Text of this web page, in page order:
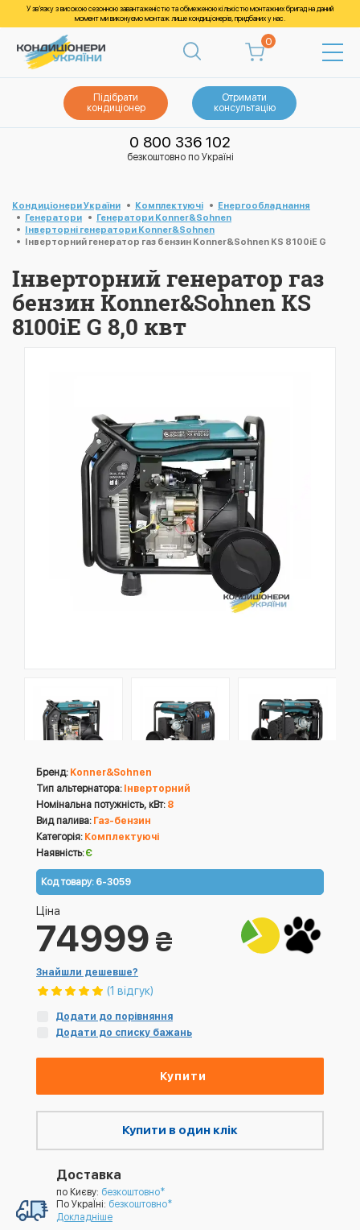
У зв’язку з високою сезонною завантаженістю та обмеженою кількістю монтажних бригад на даний
момент ми виконуємо монтаж лише кондиціонерів, придбаних у нас.
0
Підібрати
кондиціонер
Отримати
консультацію
0 800 336 102
безкоштовно по Україні
Кондиціонери України Комплектуючі
Енергообладнання
Генератори
Генератори Konner&Sohnen
Інверторні генератори Konner&Sohnen
Інверторний генератор газ бензин Konner&Sohnen KS 8100iE G
Інверторний генератор газ
бензин Konner&Sohnen KS
8100iE G 8,0 квт
Бренд: Konner&Sohnen
Тип альтернатора: Інверторний
Номінальна потужність, кВт: 8
Вид палива: Газ-бензин
Категорія: Комплектуючі
Наявність:Є
Код товару: 6-3059
Ціна
74999 ₴
Знайшли дешевше?
(1 відгук)
Додати до порівняння
Додати до списку бажань
Купити
Купити в один клік
Доставка
по Києву: безкоштовно*
По УкраЇні: безкоштовно*
Докладніше